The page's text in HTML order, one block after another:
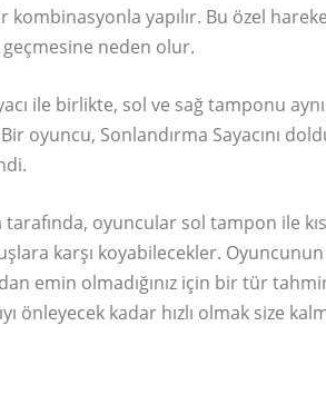
kombinasyonla yapılır. Bu özel
neden olur.
ile birlikte, sol ve sağ tamponu
oyuncu, Sonlandırma Sayacını
tarafında, oyuncular sol tampon ile
karşı koyabilecekler.
emin olmadığınız için bir tür
önleyecek kadar hızlı olmak size